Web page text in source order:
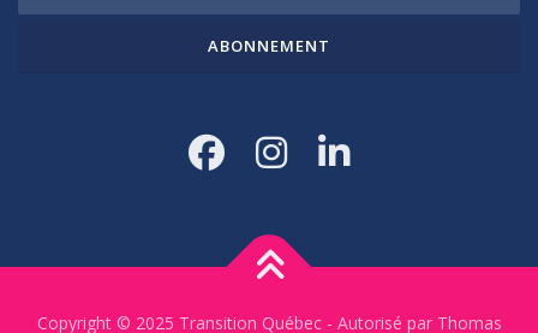
Copyright © 2025 Transition Québec - Autorisé par Thomas